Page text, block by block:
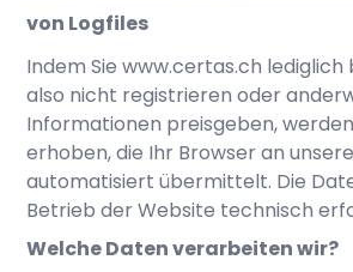
von Logfiles
Indem Siewww.certas.ch lediglich
also nicht registrieren oder
Informationen preisgeben,
erhoben, die Ihr Browser an
automatisiert übermittelt. Die
Betrieb der Website technisch
Welche Daten verarbeiten wir?